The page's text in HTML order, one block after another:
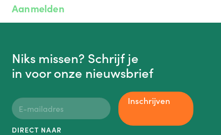
Aanmelden
Niks missen? Schrijf je
in voor onze nieuwsbrief
Inschrijven
DIRECT NAAR